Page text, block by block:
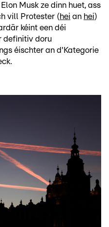
Musk ze dinn huet, ass
vill Protester (hei an hei)
kéint een déi
definitiv doru
éischter an d'Kategorie